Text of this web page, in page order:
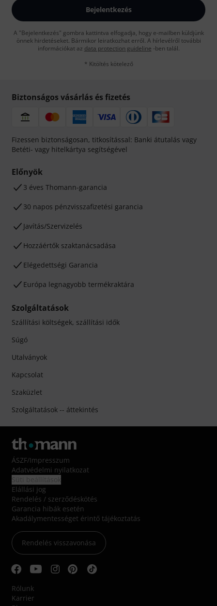
Bejelentkezés
A "Bejelentkezés" gombra kattintva elfogadja, hogy e-mailben küldjünk
önnek hirdetéseket. Bármikor leiratkozhat erről. A hírlevélről további
információkat az data protection guideline -ben talál.
* Kitöltés kötelező
Biztonságos vásárlás és fizetés
Fizessen biztonságosan, titkosítással: Banki átutalás vagy
Betéti- vagy hitelkártya segítségével
Előnyök
3 éves Thomann-garancia
30 napos pénzvisszafizetési garancia
Javítás/Szervizelés
Hozzáértők szaktanácsadása
Elégedettségi Garancia
Európa legnagyobb termékraktára
Szolgáltatások
Szállítási költségek, szállítási idők
Súgó
Utalványok
Kapcsolat
Szaküzlet
Szolgáltatások -- áttekintés
ÁSZF/Impresszum
Adatvédelmi nyilatkozat
Elállási jog
Rendelés / szerződéskötés
Garancia hibák esetén
Akadálymentességet érintő tájékoztatás
Rendelés visszavonása
Rólunk
Karrier